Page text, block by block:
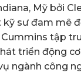
Mỹ bởi
kỹ sư đam mê
Cummins tập
triển động
ngành công